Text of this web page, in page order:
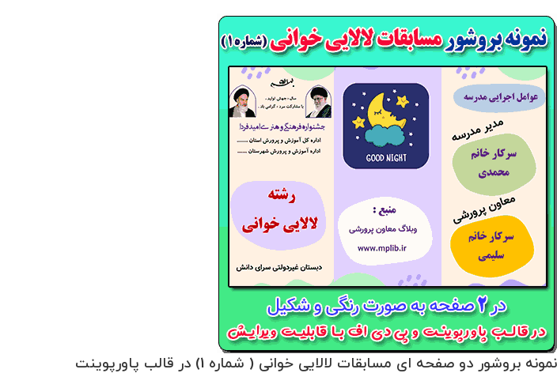
نمونه بروشور دو صفحه ای مسابقات لالایی خوانی ( شماره 1) در قالب پاورپوینت